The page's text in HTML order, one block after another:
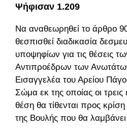
Ψήφισαν 1.209
Να αναθεωρηθεί το άρθρο
θεσπισθεί διαδικασία
υποψηφίων για τις θέσεις
Αντιπροέδρων των
Εισαγγελέα του Αρείου
Σώμα εκ της οποίας οι τρεις
θέση θα τίθενται προς
της Βουλής που θα